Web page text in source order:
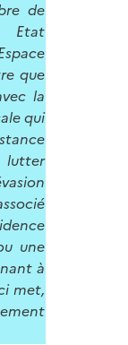
de
Etat
que
la
qui
lutter
une
à
met,